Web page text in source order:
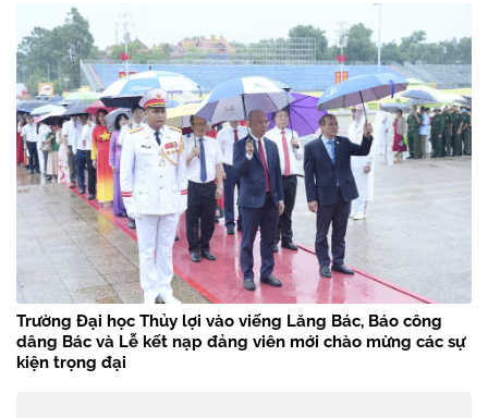
Trường Đại học Thủy lợi vào viếng Lăng Bác, Báo công
dâng Bác và Lễ kết nạp đảng viên mới chào mừng các sự
kiện trọng đại